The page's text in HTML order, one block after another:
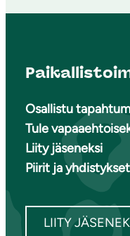
Osallistu
Tule
Liity jäseneksi
Piirit ja yhdistykset
LIITY